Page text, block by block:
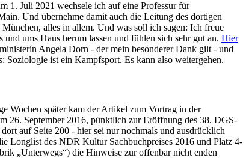
1. Juli 2021 wechsele ich auf eine Professur für
Und übernehme damit auch die Leitung des dortigen
alles in allem. Und was soll ich sagen: Ich freue
ums Haus herum lassen und fühlen sich sehr gut an. Hier
Angela Dorn - der mein besonderer Dank gilt - und
Soziologie ist ein Kampfsport. Es kann also weitergehen.
Wochen später kam der Artikel zum Vortrag in der
26. September 2016, pünktlich zur Eröffnung des 38. DGS-
auf Seite 200 - hier sei nur nochmals und ausdrücklich
Longlist des NDR Kultur Sachbuchpreises 2016 und Platz 4-
„Unterwegs“) die Hinweise zur offenbar nicht enden